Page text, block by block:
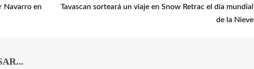
Navarro en
Tavascan sorteará un viaje en Snow Retrac el día mundial
de la Nieve